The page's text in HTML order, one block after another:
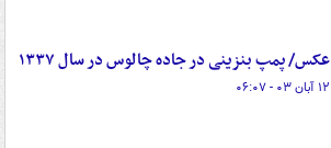
عکس/ پمپ بنزینی در جاده چالوس در سال ۱۳۳۷
۱۲ آبان ۰۳ - ۰۶:۰۷